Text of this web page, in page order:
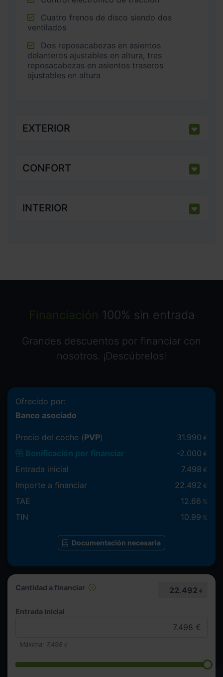
ventilados
delanteros ajustables en altura, tres
reposacabezas en asientos traseros
ajustables en altura
EXTERIOR
CONFORT
INTERIOR
Financiación 100% sin entrada
Grandes descuentos por financiar con
nosotros. ¡Descúbrelos!
Cantidad a financiar 22.492 €
Entrada inicial
Máxima: 7.498 €
Ofrecido por:
Banco asociado
Precio del coche (PVP) 31.990 €
Bonificación por financiar -2.000 €
Entrada inicial 7.498 €
Importe a financiar 22.492 €
TAE 12.66 %
TIN 10.99 %
Documentación necesaria